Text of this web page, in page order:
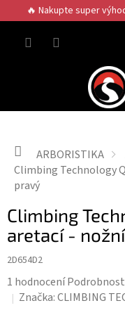
na
obsah
🔥 Nakupte super
Domů
ARBORISTIKA
Climbing Technology
pravý
Climbing
aretací -
2D654D2
Průměrné
hodnocení
1 hodnocení
Značka:CLIMBING